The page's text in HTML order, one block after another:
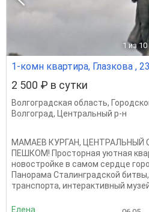
1 из 10
1-комн квартира, Глазкова ,
2 500 ₽ в сутки
Волгоградская область,
Волгоград, Центральный р-н
МАМАЕВ КУРГАН, ЦЕНТРАЛЬНЫЙ
ПЕШКОМ! Просторная уютная
новостройке в самом сердце
Панорама Сталинградской
транспорта, интерактивный
Елена